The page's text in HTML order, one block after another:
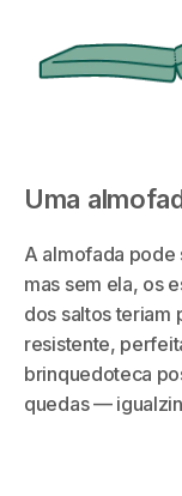
Uma
A almofada pode
mas sem ela, os
dos saltos teriam
resistente,
brinquedoteca
quedas —